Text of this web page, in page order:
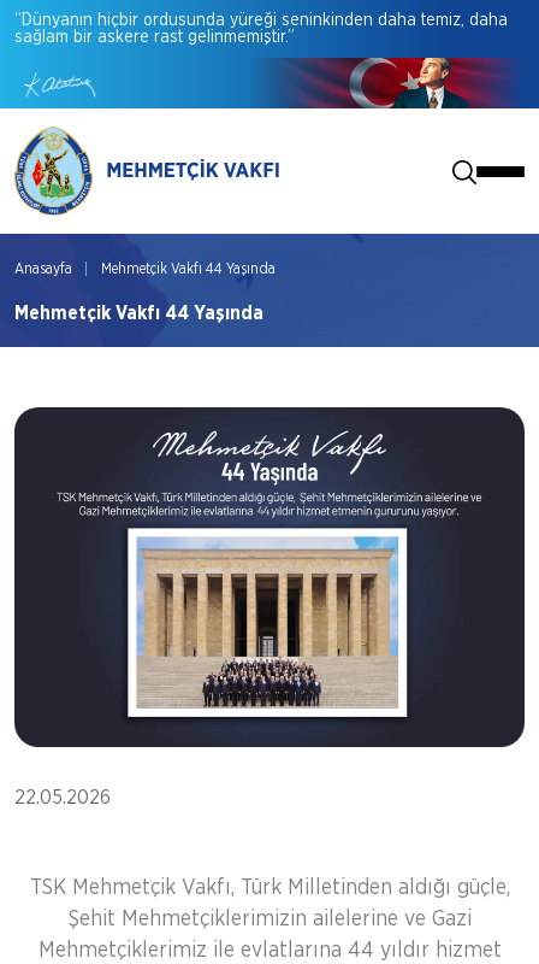
“Dünyanın hiçbir ordusunda yüreği seninkinden daha temiz, daha
sağlam bir askere rast gelinmemiştir.”
Anasayfa Mehmetçik Vakfı 44 Yaşında
Mehmetçik Vakfı 44 Yaşında
22.05.2026
TSK Mehmetçik Vakfı, Türk Milletinden aldığı güçle,
Şehit Mehmetçiklerimizin ailelerine ve Gazi
Mehmetçiklerimiz ile evlatlarına 44 yıldır hizmet